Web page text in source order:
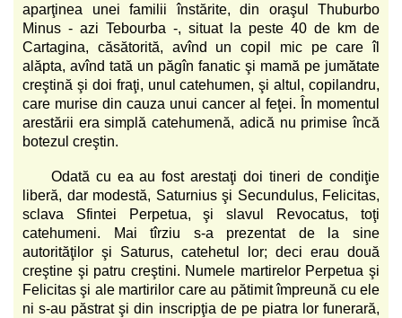
aparţinea unei familii înstărite, din oraşul Thuburbo
Minus - azi Tebourba -, situat la peste 40 de km de
Cartagina, căsătorită, avînd un copil mic pe care îl
alăpta, avînd tată un păgîn fanatic şi mamă pe jumătate
creştină şi doi fraţi, unul catehumen, şi altul, copilandru,
care murise din cauza unui cancer al feţei. În momentul
arestării era simplă catehumenă, adică nu primise încă
botezul creştin.
Odată cu ea au fost arestaţi doi tineri de condiţie
liberă, dar modestă, Saturnius şi Secundulus, Felicitas,
sclava Sfintei Perpetua, şi slavul Revocatus, toţi
catehumeni. Mai tîrziu s-a prezentat de la sine
autorităţilor şi Saturus, catehetul lor; deci erau două
creştine şi patru creştini. Numele martirelor Perpetua şi
Felicitas şi ale martirilor care au pătimit împreună cu ele
ni s-au păstrat şi din inscripţia de pe piatra lor funerară,